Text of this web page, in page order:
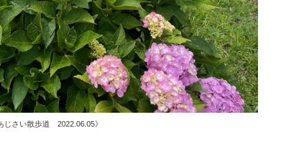
じさい散歩道 2022.06.05》